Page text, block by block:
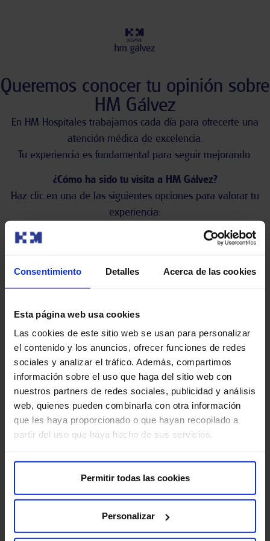
Consentimiento Detalles Acerca de las cookies
Esta página web usa cookies
Las cookies de este sitio web se usan para personalizar
el contenido y los anuncios, ofrecer funciones de redes
sociales y analizar el tráfico. Además, compartimos
información sobre el uso que haga del sitio web con
nuestros partners de redes sociales, publicidad y análisis
web, quienes pueden combinarla con otra información
que les haya proporcionado o que hayan recopilado a
partir del uso que haya hecho de sus servicios.
Permitir todas las cookies
Personalizar
Queremos conocer tu opinión sobre
HM Gálvez
En HM Hospitales trabajamos cada día para ofrecerte una
atención médica de excelencia.
Tu experiencia es fundamental para seguir mejorando.
¿Cómo ha sido tu visita a HM Gálvez?
Haz clic en una de las siguientes opciones para valorar tu
experiencia: